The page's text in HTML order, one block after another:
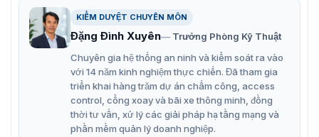
6 đèn báo giao diện.
Lắp trên thanh DIN, nguồn 24VDC.
KIỂM DUYỆT CHUYÊN MÔN
Đặng Đình Xuyên
Trưởng Phòng Kỹ Thuật
Chuyên gia hệ thống an ninh và kiểm soát ra vào
với 14 năm kinh nghiệm thực chiến. Đã tham gia
triển khai hàng trăm dự án chấm công, access
control, cổng xoay và bãi xe thông minh, đồng
thời tư vấn, xử lý các giải pháp hạ tầng mạng và
phần mềm quản lý doanh nghiệp.